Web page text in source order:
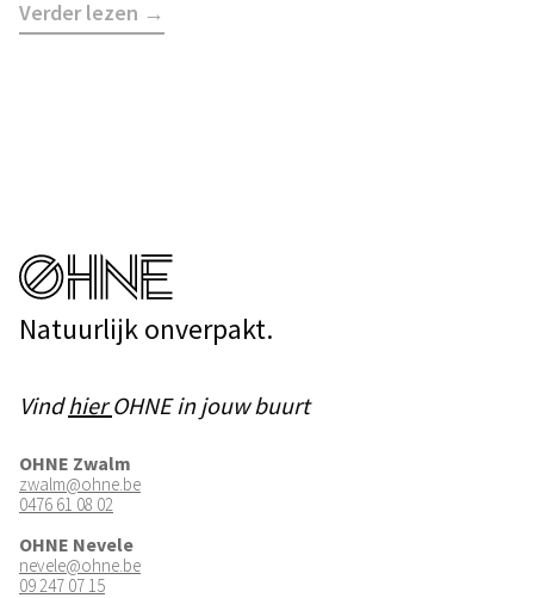
Verder lezen →
Natuurlijk onverpakt.
VindhierOHNE in jouw buurt
OHNE Zwalm
zwalm@ohne.be
0476 61 08 02
OHNE Nevele
nevele@ohne.be
09 247 07 15